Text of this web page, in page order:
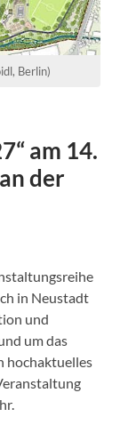
Berlin)
am 14.
der
in Neustadt
und
um das
hochaktuelles